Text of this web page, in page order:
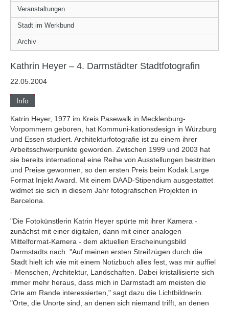
Veranstaltungen
Stadt im Werkbund
Archiv
Kathrin Heyer – 4. Darmstädter Stadtfotografin
22.05.2004
Info
Katrin Heyer, 1977 im Kreis Pasewalk in Mecklenburg-
Vorpommern geboren, hat Kommuni-kationsdesign in Würzburg
und Essen studiert. Architekturfotografie ist zu einem ihrer
Arbeitsschwerpunkte geworden. Zwischen 1999 und 2003 hat
sie bereits international eine Reihe von Ausstellungen bestritten
und Preise gewonnen, so den ersten Preis beim Kodak Large
Format Injekt Award. Mit einem DAAD-Stipendium ausgestattet
widmet sie sich in diesem Jahr fotografischen Projekten in
Barcelona.
"Die Fotokünstlerin Katrin Heyer spürte mit ihrer Kamera -
zunächst mit einer digitalen, dann mit einer analogen
Mittelformat-Kamera - dem aktuellen Erscheinungsbild
Darmstadts nach. "Auf meinen ersten Streifzügen durch die
Stadt hielt ich wie mit einem Notizbuch alles fest, was mir auffiel
- Menschen, Architektur, Landschaften. Dabei kristallisierte sich
immer mehr heraus, dass mich in Darmstadt am meisten die
Orte am Rande interessierten," sagt dazu die Lichtbildnerin.
"Orte, die Unorte sind, an denen sich niemand trifft, an denen